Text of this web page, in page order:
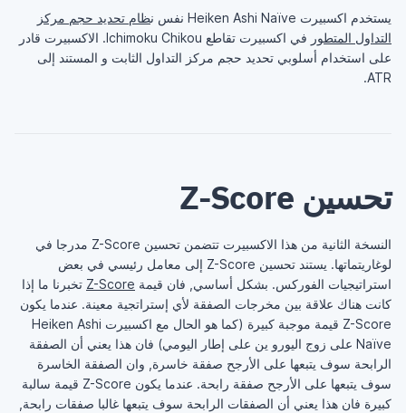
يستخدم اكسبيرت Heiken Ashi Naïve نفس ن
ظام تحديد حجم مركز
التداول المتطور
في اكسبيرت تقاطع Ichimoku Chikou. الاكسبيرت قادر
على استخدام أسلوبي تحديد حجم مركز التداول الثابت و المستند إلى
ATR.
تحسين Z-Score
النسخة الثانية من هذا الاكسبيرت تتضمن تحسين Z-Score مدرجا في
لوغاريتماتها. يستند تحسين Z-Score إلى معامل رئيسي في بعض
استراتيجيات الفوركس. بشكل أساسي, فان قيمة Z-Score تخبرنا ما إذا
كانت هناك علاقة بين مخرجات الصفقة لأي إستراتجية معينة. عندما يكون
Z-Score قيمة موجبة كبيرة (كما هو الحال مع اكسبيرت Heiken Ashi
Naïve على زوج اليورو ين على إطار اليومي) فان هذا يعني أن الصفقة
الرابحة سوف يتبعها على الأرجح صفقة خاسرة, وان الصفقة الخاسرة
سوف يتبعها على الأرجح صفقة رابحة. عندما يكون Z-Score قيمة سالبة
كبيرة فان هذا يعني أن الصفقات الرابحة سوف يتبعها غالبا صفقات رابحة,